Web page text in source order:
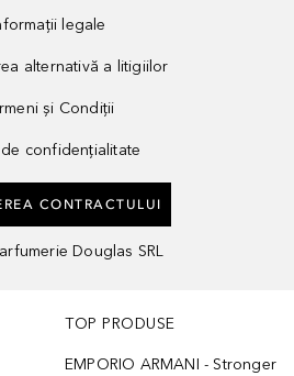
legale
alternativă a litigiilor
și Condiții
confidențialitate
CONTRACTULUI
Douglas SRL
TOP PRODUSE
EMPORIO ARMANI - Stronger